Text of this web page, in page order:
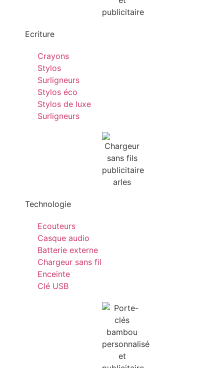
Ecriture
Crayons
Stylos
Surligneurs
Stylos éco
Stylos de luxe
Surligneurs
Technologie
Ecouteurs
Casque audio
Batterie externe
Chargeur sans fil
Enceinte
Clé USB